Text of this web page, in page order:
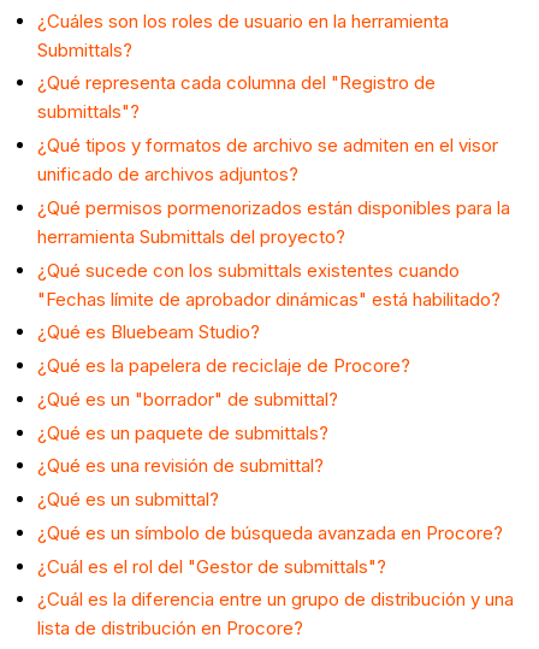
¿Cuáles son los roles de usuario en la herramienta
Submittals?
¿Qué representa cada columna del "Registro de
submittals"?
¿Qué tipos y formatos de archivo se admiten en el visor
unificado de archivos adjuntos?
¿Qué permisos pormenorizados están disponibles para la
herramienta Submittals del proyecto?
¿Qué sucede con los submittals existentes cuando
"Fechas límite de aprobador dinámicas" está habilitado?
¿Qué es Bluebeam Studio?
¿Qué es la papelera de reciclaje de Procore?
¿Qué es un "borrador" de submittal?
¿Qué es un paquete de submittals?
¿Qué es una revisión de submittal?
¿Qué es un submittal?
¿Qué es un símbolo de búsqueda avanzada en Procore?
¿Cuál es el rol del "Gestor de submittals"?
¿Cuál es la diferencia entre un grupo de distribución y una
lista de distribución en Procore?